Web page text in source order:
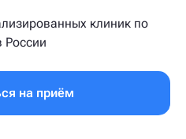
клиник по
России
на приём